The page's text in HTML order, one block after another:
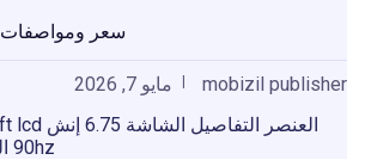
سعر ومواصفات Honor Play 70C
mobizil publisher
مايو 7, 2026
90hz المعالج helio g81…